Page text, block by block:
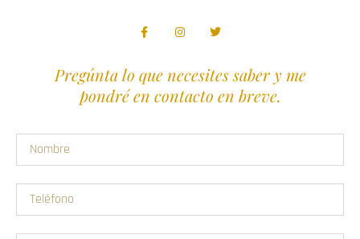
Pregúnta lo que necesites saber y me
pondré en contacto en breve.